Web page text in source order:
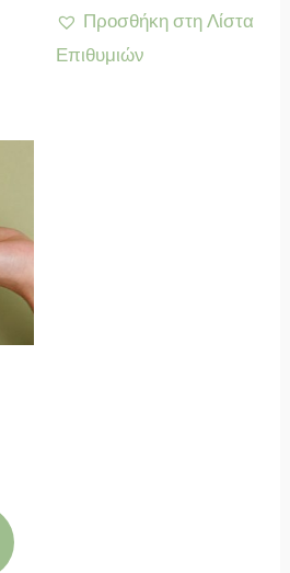
Προσθήκη στη Λίστα
Επιθυμιών